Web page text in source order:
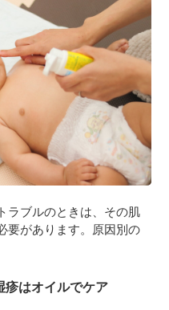
ラブルのときは、その肌
要があります。原因別の
疹はオイルでケア